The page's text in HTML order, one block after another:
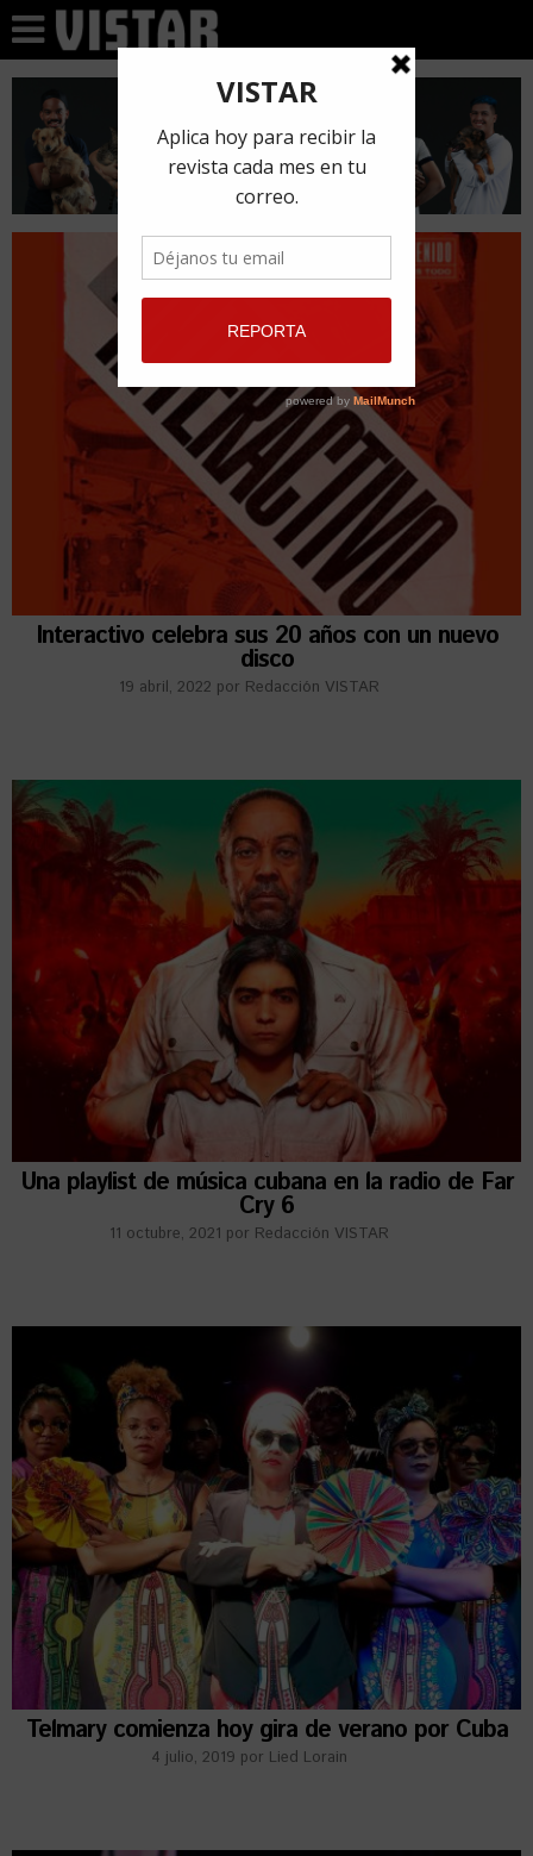
Interactivo celebra sus 20 años con un nuevo
disco
19 abril, 2022 por Redacción VISTAR
Una playlist de música cubana en la radio de Far
Cry 6
11 octubre, 2021 por Redacción VISTAR
Telmary comienza hoy gira de verano por Cuba
4 julio, 2019 por Lied Lorain